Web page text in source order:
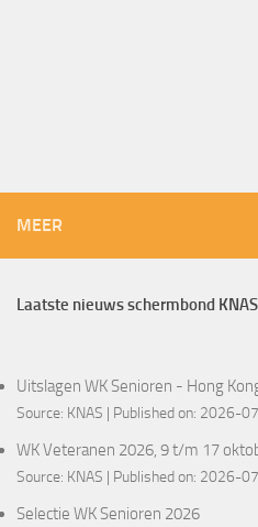
MEER
Laatste nieuws schermbond KNAS
Uitslagen WK Senioren - Hong
Source: KNAS Published on: 2026-
WK Veteranen 2026, 9 t/m 17
Source: KNAS Published on: 2026-
Selectie WK Senioren 2026